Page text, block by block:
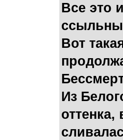
Все это
Вот
Из